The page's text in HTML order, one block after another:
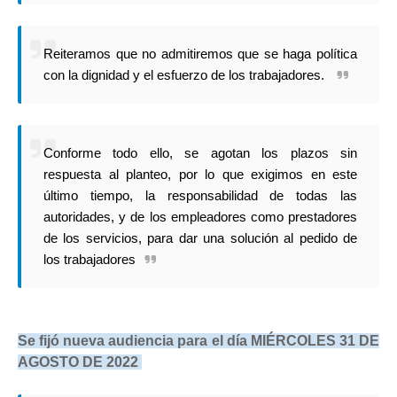
Reiteramos que no admitiremos que se haga política
con la dignidad y el esfuerzo de los trabajadores.
Conforme todo ello, se agotan los plazos sin
respuesta al planteo, por lo que exigimos en este
último tiempo, la responsabilidad de todas las
autoridades, y de los empleadores como prestadores
de los servicios, para dar una solución al pedido de
los trabajadores
Se fijó nueva audiencia para el día MIÉRCOLES 31 DE
AGOSTO DE 2022